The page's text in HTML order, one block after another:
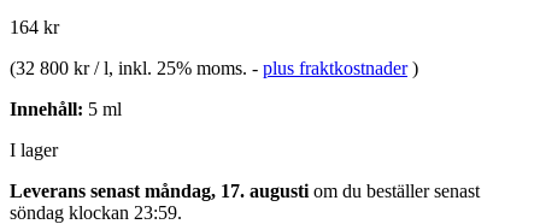
164 kr
(32 800 kr / l, inkl. 25% moms. - plus fraktkostnader )
Innehåll: 5 ml
I lager
Leverans senast måndag, 17. augusti om du beställer senast
söndag klockan 23:59.